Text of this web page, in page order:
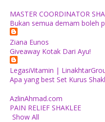
MASTER COORDINATOR
Bukan semua demam boleh
Ziana Eunos
Giveaway Kotak Dari Ayu!
LegasiVitamin |
Apa yang best Set Kurus
AzlinAhmad.com
PAIN RELIEF SHAKLEE
Show All